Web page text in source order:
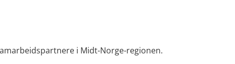
i Midt-Norge-regionen.